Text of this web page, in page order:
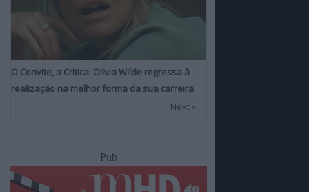
O Convite, a Crítica: Olivia Wilde regressa à
realização na melhor forma da sua carreira
Next »
Pub